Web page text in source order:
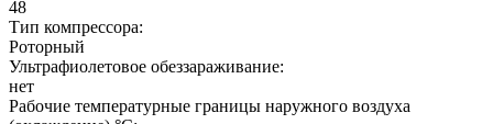
48
Тип компрессора:
Роторный
Ультрафиолетовое обеззараживание:
нет
Рабочие температурные границы наружного воздуха